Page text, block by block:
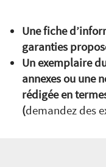
Une fiche
garanties
Un exemplaire
annexes ou une
rédigée en
(demandez des